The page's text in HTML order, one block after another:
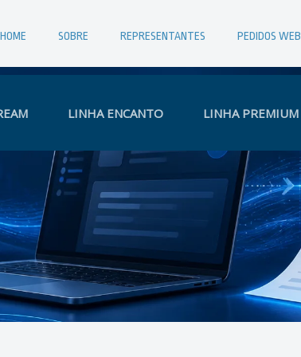
HOME SOBRE REPRESENTANTES PEDIDOS WEB
LINHA ENCANTO LINHA PREMIUM